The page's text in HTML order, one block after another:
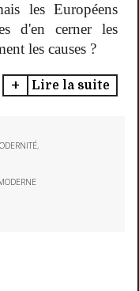
les Européens
d'en cerner les
les causes ?
Lire la suite
,